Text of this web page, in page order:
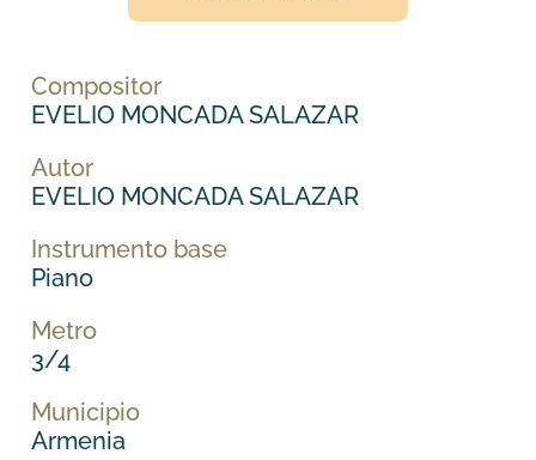
Compositor
EVELIO MONCADA SALAZAR
Autor
EVELIO MONCADA SALAZAR
Instrumento base
Piano
Metro
3/4
Municipio
Armenia